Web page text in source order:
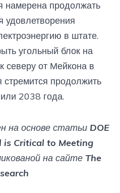
например, с газом,
взорвалась или по
работать, в США есть
так что в случае
они могли бы перейти на
использовать наш очень
одна вещь, о которой
Но ничто не может
меньше, может
формы. Но уголь
Это отличный резерв,
и это не будет
У нас также больше
намерена продолжать
удовлетворения
в штате.
угольный блок на
северу от Мейкона в
стремится продолжить
2038 года.
на основе статьи DOE
is Critical to Meeting
на сайте The